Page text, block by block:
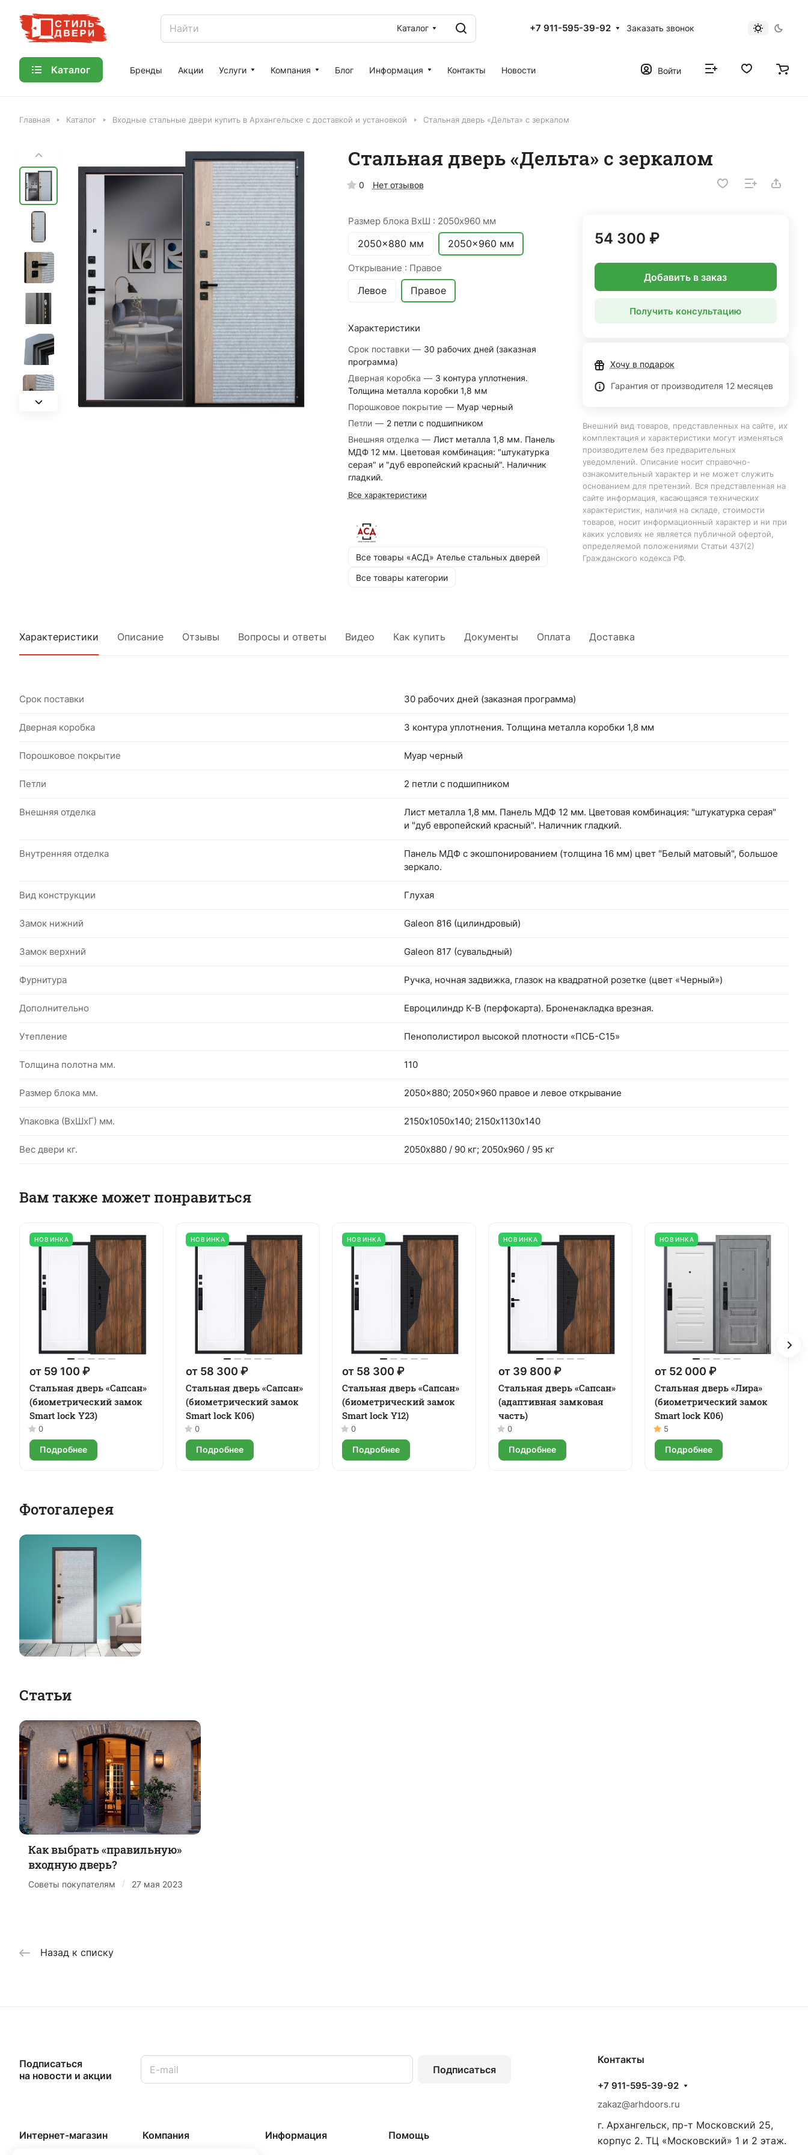
Каталог +7 911-595-39-92 Заказать звонок
Каталог Бренды Акции Услуги Компания Блог Информация Контакты Новости Войти
Главная Каталог Входные стальные двери купить в Архангельске с доставкой и установкой Стальная дверь «Дельта» с зеркалом
Стальная дверь «Дельта» с зеркалом
0 Нет отзывов
Размер блока ВхШ : 2050x960 мм
2050x880 мм 2050x960 мм
Открывание : Правое
Левое Правое
Характеристики
Срок поставки — 30 рабочих дней (заказная
программа)
Дверная коробка — 3 контура уплотнения.
Толщина металла коробки 1,8 мм
Порошковое покрытие — Муар черный
Петли — 2 петли с подшипником
Внешняя отделка — Лист металла 1,8 мм. Панель
МДФ 12 мм. Цветовая комбинация: "штукатурка
серая" и "дуб европейский красный". Наличник
гладкий.
Все характеристики
Все товары «АСД» Ателье стальных дверей
Все товары категории
54 300 ₽
Добавить в заказ
Получить консультацию
Хочу в подарок
Гарантия от производителя 12 месяцев
Внешний вид товаров, представленных на сайте, их
комплектация и характеристики могут изменяться
производителем без предварительных
уведомлений. Описание носит справочно-
ознакомительный характер и не может служить
основанием для претензий. Вся представленная на
сайте информация, касающаяся технических
характеристик, наличия на складе, стоимости
товаров, носит информационный характер и ни при
каких условиях не является публичной офертой,
определяемой положениями Статьи 437(2)
Гражданского кодекса РФ.
Характеристики Описание Отзывы Вопросы и ответы Видео Как купить Документы Оплата Доставка
Срок поставки 30 рабочих дней (заказная программа)
Дверная коробка 3 контура уплотнения. Толщина металла коробки 1,8 мм
Порошковое покрытие Муар черный
Петли 2 петли с подшипником
Внешняя отделка
Лист металла 1,8 мм. Панель МДФ 12 мм. Цветовая комбинация: "штукатурка серая"
и "дуб европейский красный". Наличник гладкий.
Внутренняя отделка
Панель МДФ с экошпонированием (толщина 16 мм) цвет "Белый матовый", большое
зеркало.
Вид конструкции Глухая
Замок нижний Galeon 816 (цилиндровый)
Замок верхний Galeon 817 (сувальдный)
Фурнитура Ручка, ночная задвижка, глазок на квадратной розетке (цвет «Черный»)
Дополнительно Евроцилиндр К-В (перфокарта). Броненакладка врезная.
Утепление Пенополистирол высокой плотности «ПСБ-С15»
Толщина полотна мм. 110
Размер блока мм. 2050x880; 2050x960 правое и левое открывание
Упаковка (ВхШхГ) мм. 2150х1050х140; 2150х1130х140
Вес двери кг. 2050х880 / 90 кг; 2050х960 / 95 кг
Вам также может понравиться
НОВИНКА
от 59 100 ₽
Стальная дверь «Сапсан»
(биометрический замок
Smart lock Y23)
0
Подробнее
НОВИНКА
от 58 300 ₽
Стальная дверь «Сапсан»
(биометрический замок
Smart lock К06)
0
Подробнее
НОВИНКА
от 58 300 ₽
Стальная дверь «Сапсан»
(биометрический замок
Smart lock Y12)
0
Подробнее
НОВИНКА
от 39 800 ₽
Стальная дверь «Сапсан»
(адаптивная замковая
часть)
0
Подробнее
НОВИНКА
от 52 000 ₽
Стальная дверь «Лира»
(биометрический замок
Smart lock K06)
5
Подробнее
Фотогалерея
Статьи
Как выбрать «правильную»
входную дверь?
Советы покупателям / 27 мая 2023
Назад к списку
Подписаться
на новости и акции
Подписаться
Интернет-магазин Компания Информация Помощь
Контакты
+7 911-595-39-92
zakaz@arhdoors.ru
г. Архангельск, пр-т Московский 25,
корпус 2. ТЦ «Московский» 1 и 2 этаж.